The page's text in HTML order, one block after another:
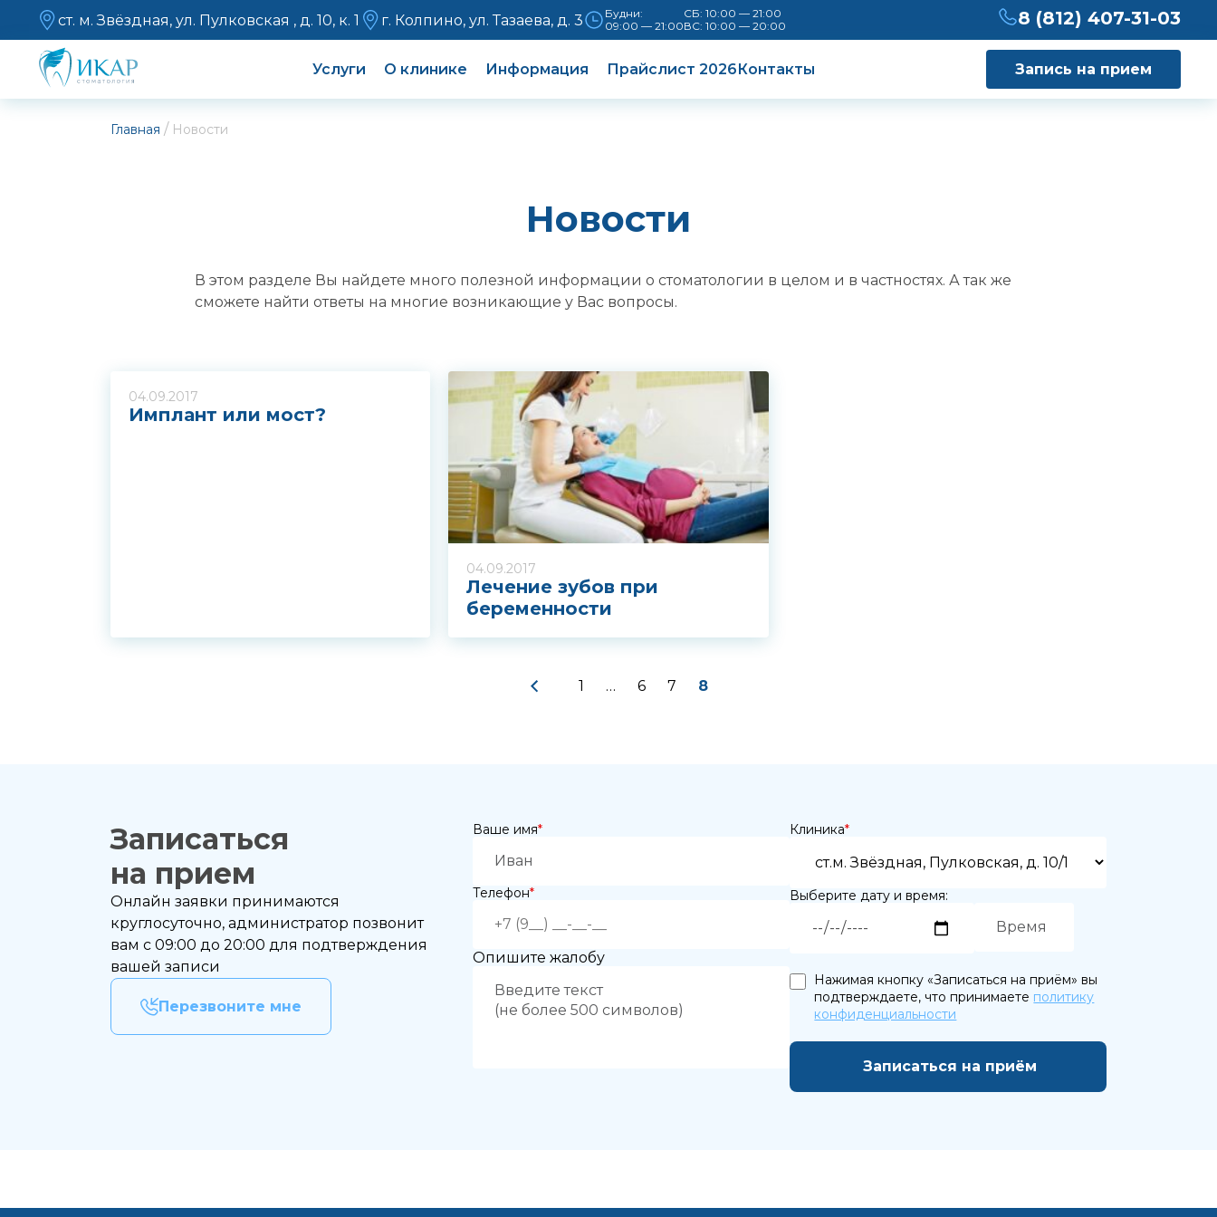
Записаться на приём
Выберите врача:
Дата и время приёма:
Если Вам нужна срочная запись на прием, поставьте галочку здесь
Нажимая кнопку «Записаться на приём» вы подтверждаете, что принимаете
политику конфиденциальности
ст. м. Звёздная, ул. Пулковская , д. 10, к. 1 г. Колпино, ул. Тазаева, д. 3
Будни:
09:00 — 21:00
СБ: 10:00 — 21:00
ВС: 10:00 — 20:00
8 (812) 407-31-03
Услуги О клинике Информация Прайслист 2026Контакты Запись на прием
Главная / Новости
Новости
В этом разделе Вы найдете много полезной информации о стоматологии в целом и в частностях. А так же
сможете найти ответы на многие возникающие у Вас вопросы.
04.09.2017
Имплант или мост?
04.09.2017
Лечение зубов при
беременности
1 … 6 7 8
Записаться
на прием
Онлайн заявки принимаются
круглосуточно, администратор позвонит
вам с 09:00 до 20:00 для подтверждения
вашей записи
Перезвоните мне
Ваше имя*
Телефон*
Опишите жалобу
Клиника*
Выберите дату и время:
Нажимая кнопку «Записаться на приём» вы
подтверждаете, что принимаете политику
конфиденциальности